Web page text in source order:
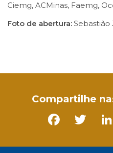
Ciemg, ACMinas, Faemg,
Foto de abertura: Sebastião
Compartilhe